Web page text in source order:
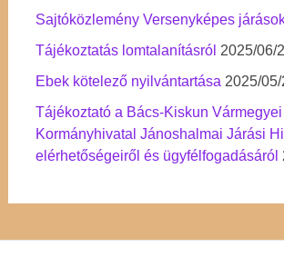
Sajtóközlemény Versenyképes
Tájékoztatás lomtalanításról 2025/06/
Ebek kötelező nyilvántartása 2025/05/
Tájékoztató a Bács-Kiskun Vármegyei
Kormányhivatal Jánoshalmai Járási
elérhetőségeiről és ügyfélfogadásáról